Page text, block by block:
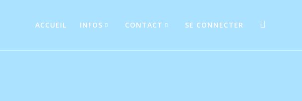
ACCUEIL INFOS CONTACT SE CONNECTER